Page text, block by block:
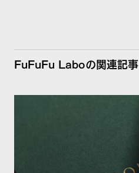
FuFuFu Laboの関連記事